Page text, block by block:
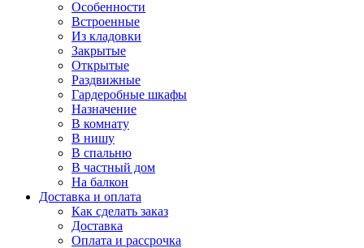
Особенности
Встроенные
Из кладовки
Закрытые
Открытые
Раздвижные
Гардеробные шкафы
Назначение
В комнату
В нишу
В спальню
В частный дом
На балкон
Доставка и оплата
Как сделать заказ
Доставка
Оплата и рассрочка